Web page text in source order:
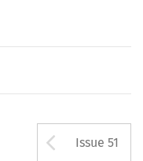
Arrow
Issue 51